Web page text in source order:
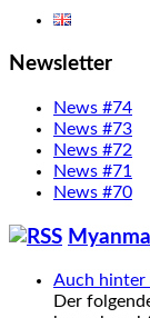
Newsletter
News #74
News #73
News #72
News #71
News #70
Auch hinter
Der